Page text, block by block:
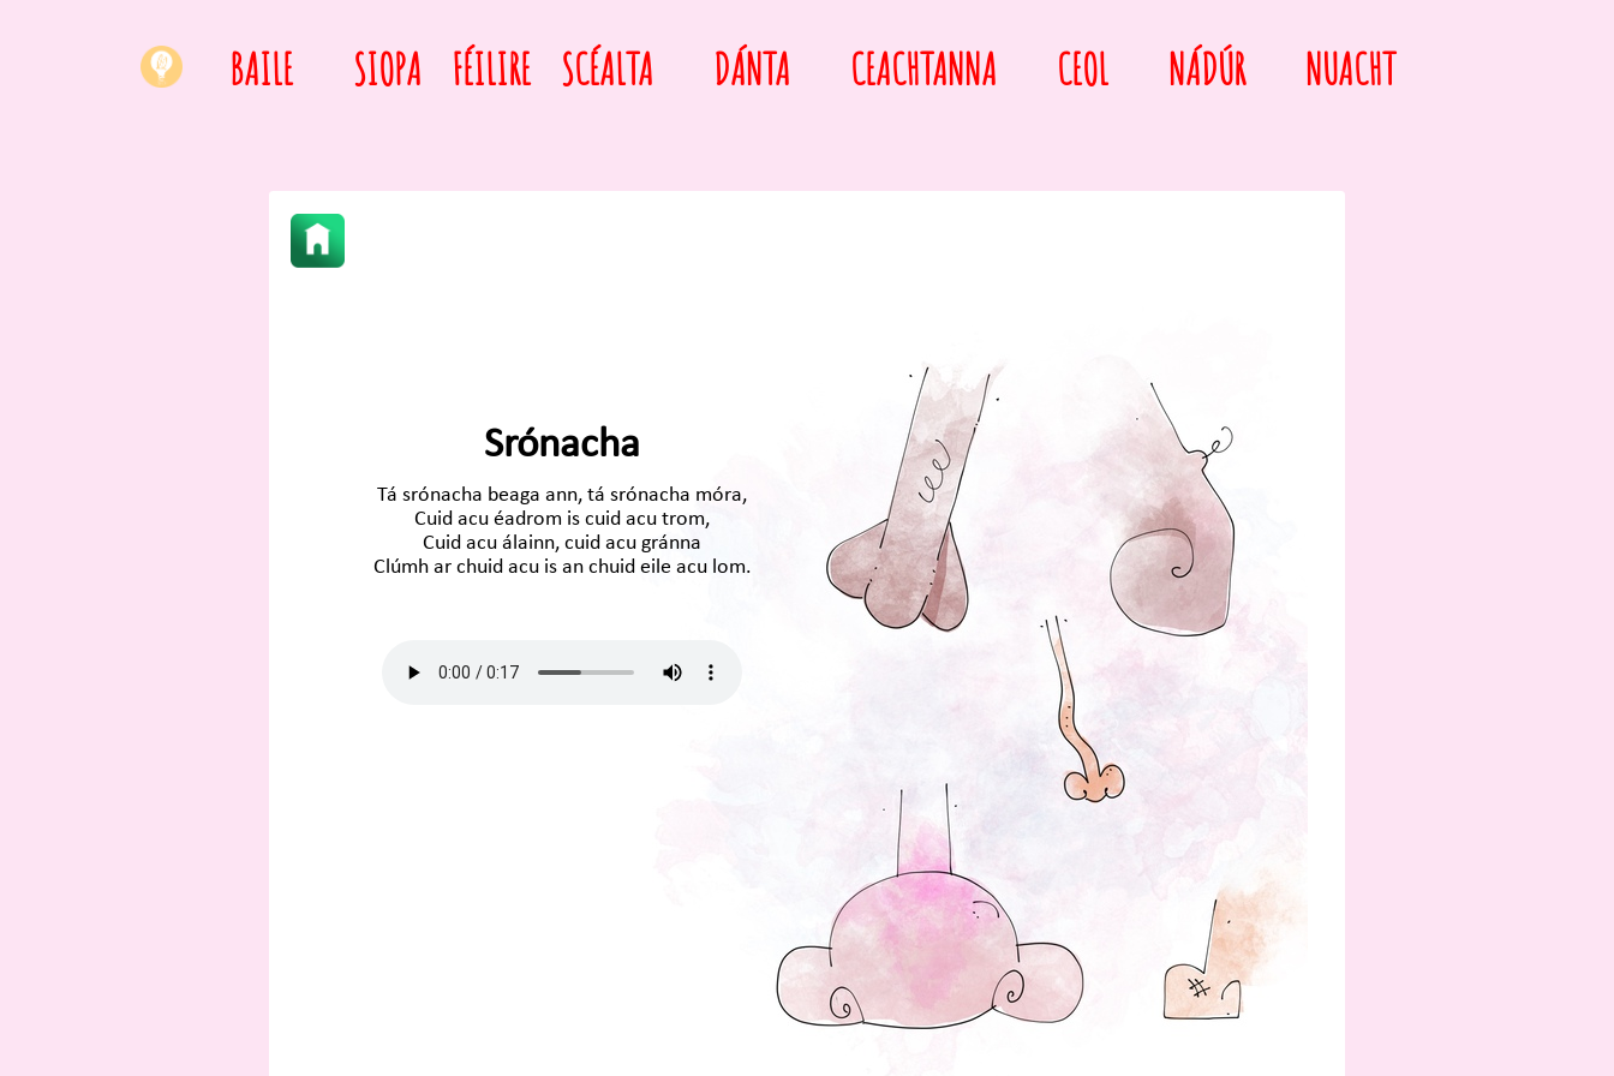
BAILE SIOPA FÉILIRE SCÉALTA DÁNTA CEACHTANNA CEOL NÁDÚR NUACHT
Srónacha
Tá srónacha beaga ann, tá srónacha móra,
Cuid acu éadrom is cuid acu trom,
Cuid acu álainn, cuid acu gránna
Clúmh ar chuid acu is an chuid eile acu lom.